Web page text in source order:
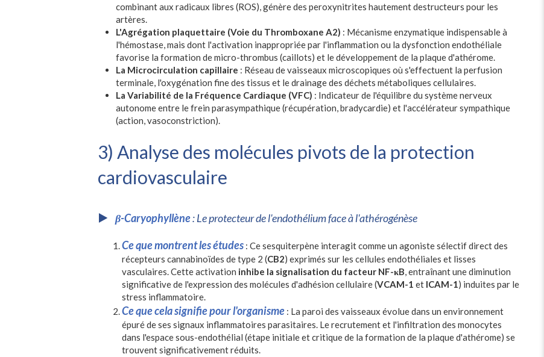
combinant aux radicaux libres (ROS), génère des peroxynitrites hautement destructeurs pour les
artères.
L'Agrégation plaquettaire (Voie du Thromboxane A2) : Mécanisme enzymatique indispensable à
l'hémostase, mais dont l'activation inappropriée par l'inflammation ou la dysfonction endothéliale
favorise la formation de micro-thrombus (caillots) et le développement de la plaque d'athérome.
La Microcirculation capillaire : Réseau de vaisseaux microscopiques où s'effectuent la perfusion
terminale, l'oxygénation fine des tissus et le drainage des déchets métaboliques cellulaires.
La Variabilité de la Fréquence Cardiaque (VFC) : Indicateur de l'équilibre du système nerveux
autonome entre le frein parasympathique (récupération, bradycardie) et l'accélérateur sympathique
(action, vasoconstriction).
3) Analyse des molécules pivots de la protection
cardiovasculaire
β-Caryophyllène: Le protecteur de l'endothélium face à l'athérogénèse
Ce que montrent les études : Ce sesquiterpène interagit comme un agoniste sélectif direct des
récepteurs cannabinoïdes de type 2 (CB2) exprimés sur les cellules endothéliales et lisses
vasculaires. Cette activation inhibe la signalisation du facteur NF-κB, entraînant une diminution
significative de l'expression des molécules d'adhésion cellulaire (VCAM-1 et ICAM-1) induites par le
stress inflammatoire.
Ce que cela signifie pour l'organisme : La paroi des vaisseaux évolue dans un environnement
épuré de ses signaux inflammatoires parasitaires. Le recrutement et l'infiltration des monocytes
dans l'espace sous-endothélial (étape initiale et critique de la formation de la plaque d'athérome) se
trouvent significativement réduits.